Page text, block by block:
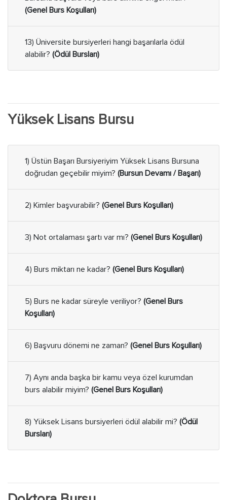
(Genel Burs Koşulları)
13) Üniversite bursiyerleri hangi başarılarla ödül
alabilir? (Ödül Bursları)
Yüksek Lisans Bursu
1) Üstün Başarı Bursiyeriyim Yüksek Lisans Bursuna
doğrudan geçebilir miyim? (Bursun Devamı / Başarı)
2) Kimler başvurabilir? (Genel Burs Koşulları)
3) Not ortalaması şartı var mı? (Genel Burs Koşulları)
4) Burs miktarı ne kadar? (Genel Burs Koşulları)
5) Burs ne kadar süreyle veriliyor? (Genel Burs
Koşulları)
6) Başvuru dönemi ne zaman? (Genel Burs Koşulları)
7) Aynı anda başka bir kamu veya özel kurumdan
burs alabilir miyim? (Genel Burs Koşulları)
8) Yüksek Lisans bursiyerleri ödül alabilir mi? (Ödül
Bursları)